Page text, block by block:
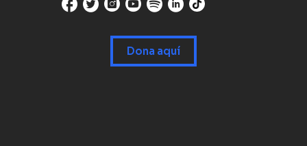
Dona aquí